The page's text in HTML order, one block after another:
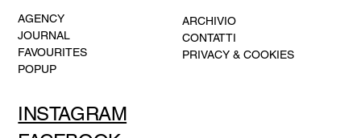
AGENCY
JOURNAL
FAVOURITES
POPUP
ARCHIVIO
CONTATTI
PRIVACY & COOKIES
INSTAGRAM